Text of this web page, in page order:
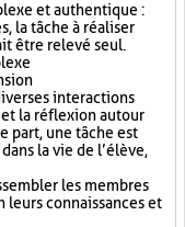
et authentique :
la tâche à réaliser
être relevé seul.
interactions
et la réflexion autour
part, une tâche est
la vie de l’élève,
les membres
leurs connaissances et